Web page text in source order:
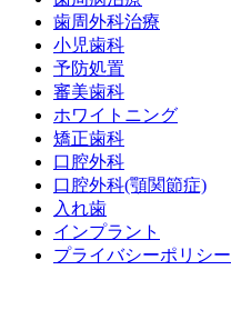
歯周外科治療
小児歯科
予防処置
審美歯科
ホワイトニング
矯正歯科
口腔外科
口腔外科(顎関節症)
入れ歯
インプラント
プライバシーポリシー